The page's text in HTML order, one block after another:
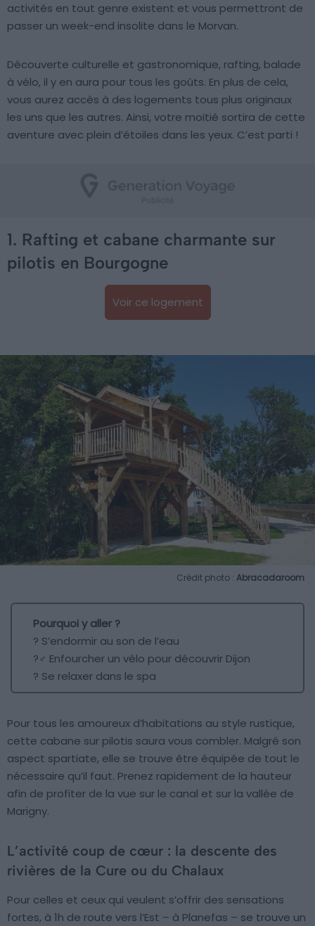
activités en tout genre existent et vous permettront de
passer un week-end insolite dans le Morvan.
Découverte culturelle et gastronomique, rafting, balade
à vélo, il y en aura pour tous les goûts. En plus de cela,
vous aurez accès à des logements tous plus originaux
les uns que les autres. Ainsi, votre moitié sortira de cette
aventure avec plein d’étoiles dans les yeux. C’est parti !
1. Rafting et cabane charmante sur
pilotis en Bourgogne
Voir ce logement
Crédit photo : Abracadaroom
Pourquoi y aller ?
? S’endormir au son de l’eau
?‍♂️ Enfourcher un vélo pour découvrir Dijon
? Se relaxer dans le spa
Pour tous les amoureux d’habitations au style rustique,
cette cabane sur pilotis saura vous combler. Malgré son
aspect spartiate, elle se trouve être équipée de tout le
nécessaire qu’il faut. Prenez rapidement de la hauteur
afin de profiter de la vue sur le canal et sur la vallée de
Marigny.
L’activité coup de cœur : la descente des
rivières de la Cure ou du Chalaux
Pour celles et ceux qui veulent s’offrir des sensations
fortes, à 1h de route vers l’Est – à Planefas – se trouve un